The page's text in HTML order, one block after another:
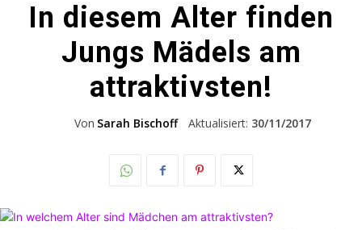
In diesem Alter finden
Jungs Mädels am
attraktivsten!
Von Sarah Bischoff Aktualisiert: 30/11/2017